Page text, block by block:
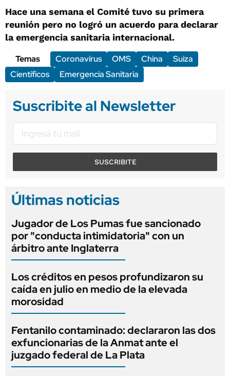
Hace una semana el Comité tuvo su primera
reunión pero no logró un acuerdo para declarar
la emergencia sanitaria internacional.
Temas
Coronavirus OMS China
Suiza
Científicos
Emergencia Sanitaria
Suscribite al Newsletter
SUSCRIBITE
Últimas noticias
Jugador de Los Pumas fue sancionado
por "conducta intimidatoria" con un
árbitro ante Inglaterra
Los créditos en pesos profundizaron su
caída en julio en medio de la elevada
morosidad
Fentanilo contaminado: declararon las dos
exfuncionarias de la Anmat ante el
juzgado federal de La Plata